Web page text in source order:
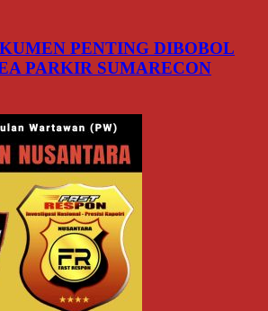
PENTING DIBOBOL
PARKIR SUMARECON